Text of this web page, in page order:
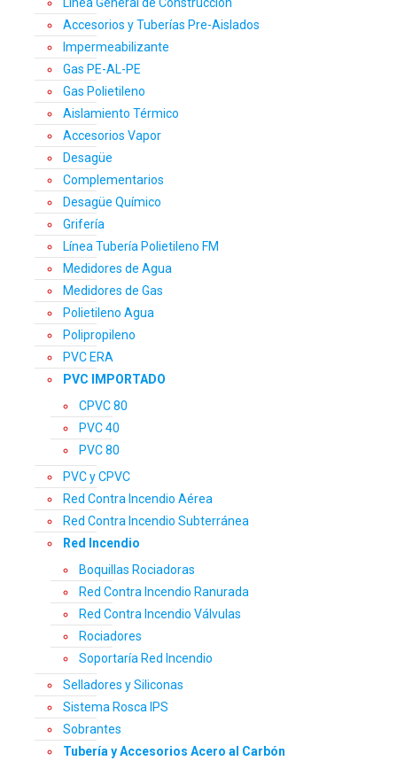
Accesorios y Tuberías Pre-Aislados
Impermeabilizante
Gas PE-AL-PE
Gas Polietileno
Aislamiento Térmico
Accesorios Vapor
Desagüe
Complementarios
Desagüe Químico
Grifería
Línea Tubería Polietileno FM
Medidores de Agua
Medidores de Gas
Polietileno Agua
Polipropileno
PVC ERA
PVC IMPORTADO
CPVC 80
PVC 40
PVC 80
PVC y CPVC
Red Contra Incendio Aérea
Red Contra Incendio Subterránea
Red Incendio
Boquillas Rociadoras
Red Contra Incendio Ranurada
Red Contra Incendio Válvulas
Rociadores
Soportaría Red Incendio
Selladores y Siliconas
Sistema Rosca IPS
Sobrantes
Tubería y Accesorios Acero al Carbón